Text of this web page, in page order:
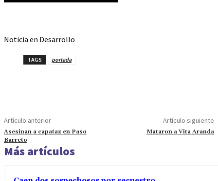
Noticia en Desarrollo
TAGS portada
Artículo anterior
Asesinan a capataz en Paso
Barreto
Artículo siguiente
Mataron a Vita Aranda
Más artículos